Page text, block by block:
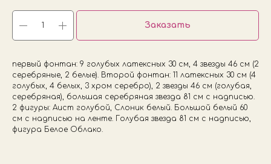
Заказать
первый фонтан: 9 голубых латексных 30 см, 4 звезды 46 см (2
серебряные, 2 белые). Второй фонтан: 11 латексных 30 см (4
голубых, 4 белых, 3 хром серебро), 2 звезды 46 см (голубая,
серебряная), большая серебряная звезда 81 см с надписью.
2 фигуры: Аист голубой, Слоник белый. Большой белый 60
см с надписью на ленте. Голубая звезда 81 см с надписью,
фигура Белое Облако.